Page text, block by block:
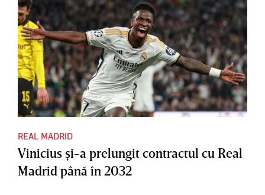
REAL MADRID
Vinicius şi-a prelungit contractul cu Real
Madrid până în 2032